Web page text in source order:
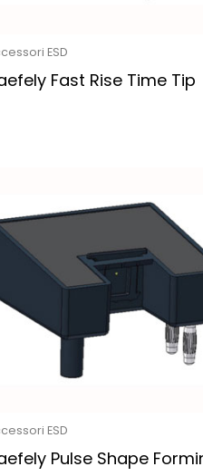
ESD
Fast Rise Time Tip
ESD
Pulse Shape